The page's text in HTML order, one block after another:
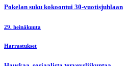
Pokelan suku kokoontui 30-vuotisjuhlaan
29. heinäkuuta
Harrastukset